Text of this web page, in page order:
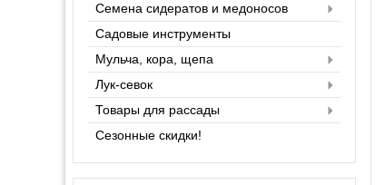
Семена сидератов и медоносов
Садовые инструменты
Мульча, кора, щепа
Лук-севок
Товары для рассады
Сезонные скидки!